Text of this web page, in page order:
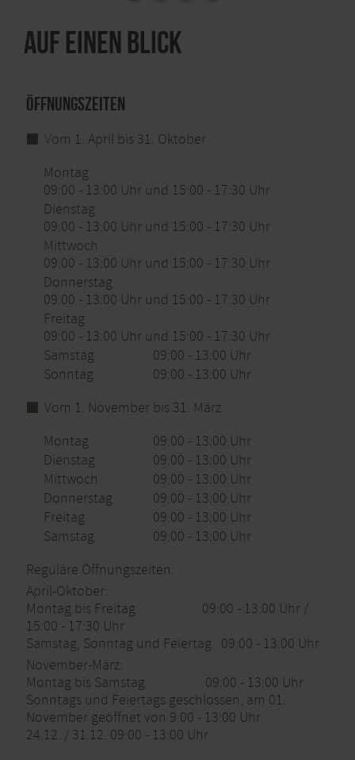
Auf einen Blick
Öffnungszeiten
Vom 1. April bis 31. Oktober
Montag
09:00 - 13:00 Uhr und 15:00 - 17:30 Uhr
Dienstag
09:00 - 13:00 Uhr und 15:00 - 17:30 Uhr
Mittwoch
09:00 - 13:00 Uhr und 15:00 - 17:30 Uhr
Donnerstag
09:00 - 13:00 Uhr und 15:00 - 17:30 Uhr
Freitag
09:00 - 13:00 Uhr und 15:00 - 17:30 Uhr
Samstag
09:00 - 13:00 Uhr
Sonntag
09:00 - 13:00 Uhr
Vom 1. November bis 31. März
Montag
09:00 - 13:00 Uhr
Dienstag
09:00 - 13:00 Uhr
Mittwoch
09:00 - 13:00 Uhr
Donnerstag
09:00 - 13:00 Uhr
Freitag
09:00 - 13:00 Uhr
Samstag
09:00 - 13:00 Uhr
Reguläre Öffnungszeiten:
April-Oktober:
Montag bis Freitag 09:00 - 13:00 Uhr /
15:00 - 17:30 Uhr
Samstag, Sonntag und Feiertag 09:00 - 13:00 Uhr
November-März:
Montag bis Samstag 09:00 - 13:00 Uhr
Sonntags und Feiertags geschlossen, am 01.
November geöffnet von 9:00 - 13:00 Uhr
24.12. / 31.12. 09:00 - 13:00 Uhr